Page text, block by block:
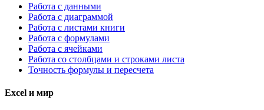
Работа с данными
Работа с диаграммой
Работа с листами книги
Работа с формулами
Работа с ячейками
Работа со столбцами и строками листа
Точность формулы и пересчета
Excel и мир